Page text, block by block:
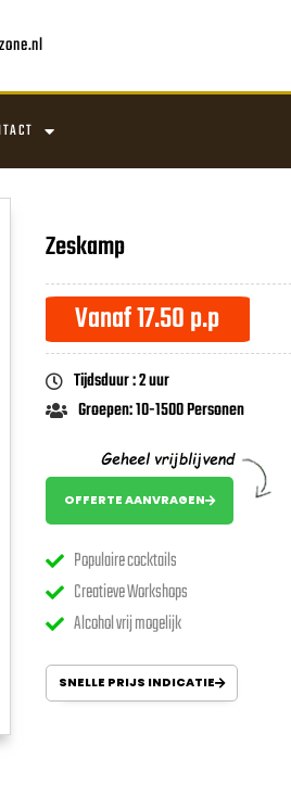
Zeskamp
Vanaf 17.50 p.p
Tijdsduur : 2 uur
Groepen: 10-1500 Personen
OFFERTE AANVRAGEN
Populaire cocktails
Creatieve Workshops
Alcohol vrij mogelijk
SNELLE PRIJS INDICATIE